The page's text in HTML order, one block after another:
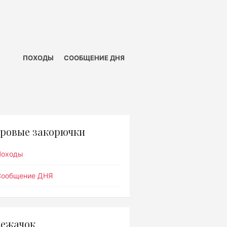
ПОХОДЫ СООБЩЕНИЕ ДНЯ
закорючки
ДНЯ